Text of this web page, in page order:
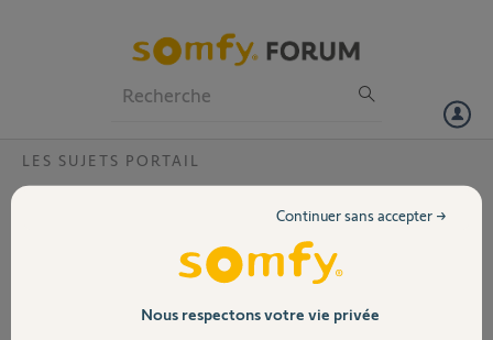
Volet
LES SUJETS PORTAIL
problème motorisation axovia 220 B
Le voyant rouge ON/OFF et le
voyant vert PROG restent
constamment allumés Photo N° 1
La mémorisation télécommande
Nous respectons votre vie privée
Continuer sans accepter →